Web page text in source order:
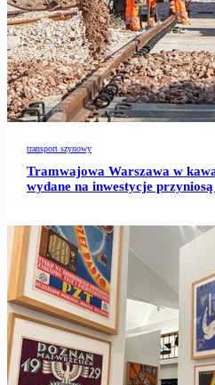
transport szynowy
Tramwajowa Warszawa w
wydane na inwestycje